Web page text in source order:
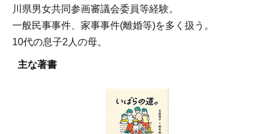
川県男女共同参画審議会委員等経験。
一般民事事件、家事事件(離婚等)を多く扱う。
10代の息子2人の母。
主な著書